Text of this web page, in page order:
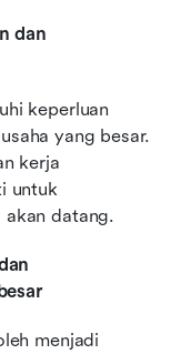
dan
keperluan
yang besar.
kerja
untuk
akan datang.
menjadi